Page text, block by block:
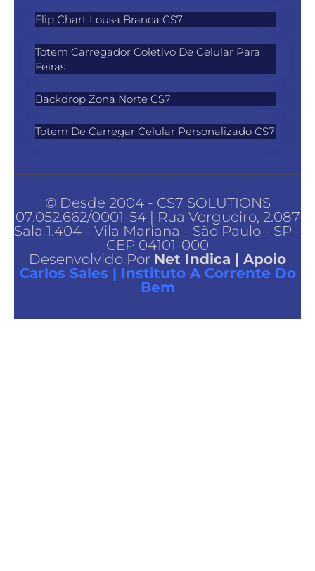
Flip Chart Lousa Branca CS7
Totem Carregador Coletivo De Celular Para
Feiras
Backdrop Zona Norte CS7
Totem De Carregar Celular Personalizado CS7
© Desde 2004 - CS7 SOLUTIONS
07.052.662/0001-54 | Rua Vergueiro, 2.087
Sala 1.404 - Vila Mariana - São Paulo - SP -
CEP 04101-000
Desenvolvido Por Net Indica | Apoio
Carlos Sales | Instituto A Corrente Do
Bem